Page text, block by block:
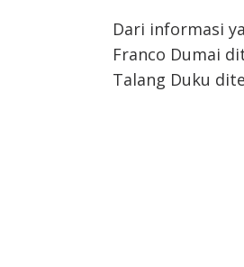
Dari informasi
Franco Dumai
Talang Duku